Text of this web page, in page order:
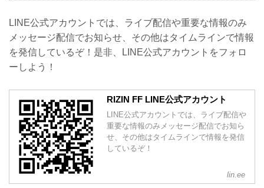
LINE公式アカウントでは、ライブ配信や重要な情報のみ
メッセージ配信でお知らせ、その他はタイムラインで情報
を発信しているぞ！是非、LINE公式アカウントをフォロ
ーしよう！
RIZIN FF LINE公式アカウント
LINE公式アカウントでは、ライブ配信や
重要な情報のみメッセージ配信でお知ら
せ、その他はタイムラインで情報を発信
しているぞ！
lin.ee